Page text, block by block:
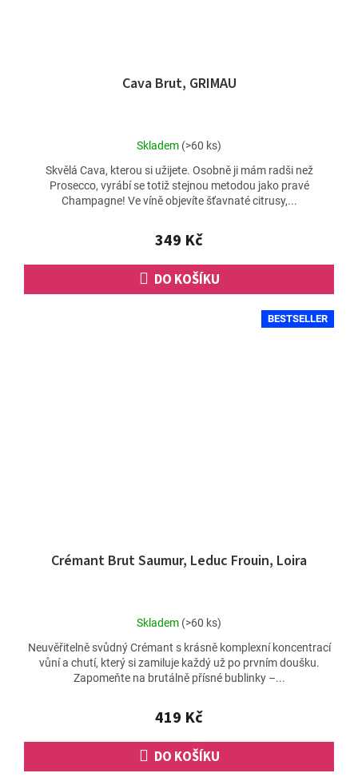
Cava Brut, GRIMAU
Průměrné
produktu
je
4,9
5
hvězdiček.
Skladem (>60 ks)
349 Kč
DO KOŠÍKU
Skvělá Cava, kterou si užijete. Osobně ji mám radši než
Prosecco, vyrábí se totiž stejnou metodou jako pravé
Champagne! Ve víně objevíte šťavnaté citrusy,...
BESTSELLER
Crémant Brut Saumur, Leduc Frouin, Loira
Průměrné
produktu
je
5,0
5
hvězdiček.
Skladem (>60 ks)
419 Kč
DO KOŠÍKU
Neuvěřitelně svůdný Crémant s krásně komplexní koncentrací
vůní a chutí, který si zamiluje každý už po prvním doušku.
Zapomeňte na brutálně přísné bublinky –...